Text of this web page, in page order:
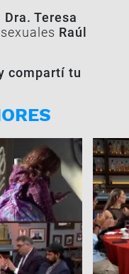
Dra. Teresa
Raúl
compartí tu